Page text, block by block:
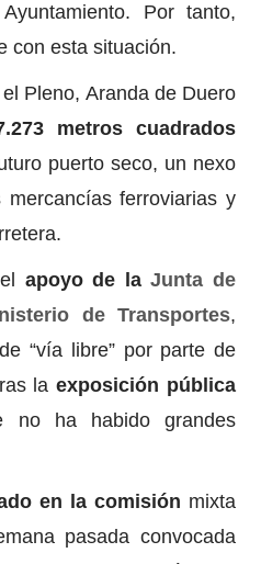
Por tanto,
con esta situación.
Pleno, Aranda de Duero
metros cuadrados
puerto seco, un nexo
ferroviarias y
apoyo de laJunta de
de Transportes,
“vía libre” por parte de
la exposición pública
no ha habido grandes
en la comisión mixta
pasada convocada